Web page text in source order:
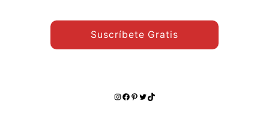
Suscríbete Gratis
Instagram
Facebook
Pinterest
Twitter
TikTok